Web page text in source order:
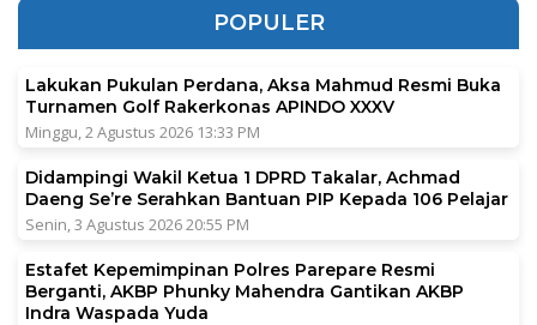
POPULER
Lakukan Pukulan Perdana, Aksa Mahmud Resmi Buka
Turnamen Golf Rakerkonas APINDO XXXV
Minggu, 2 Agustus 2026 13:33 PM
Didampingi Wakil Ketua 1 DPRD Takalar, Achmad
Daeng Se’re Serahkan Bantuan PIP Kepada 106 Pelajar
Senin, 3 Agustus 2026 20:55 PM
Estafet Kepemimpinan Polres Parepare Resmi
Berganti, AKBP Phunky Mahendra Gantikan AKBP
Indra Waspada Yuda